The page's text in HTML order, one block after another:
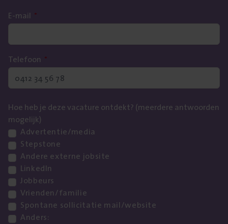
E-mail *
Telefoon *
Hoe heb je deze vacature ontdekt? (meerdere antwoorden
mogelijk)
Advertentie/media
Stepstone
Andere externe jobsite
LinkedIn
Jobbeurs
Vrienden/familie
Spontane sollicitatie mail/website
Anders: